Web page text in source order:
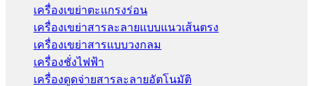
เครื่องเขย่าตะแกรงร่อน
เครื่องเขย่าสารละลายแบบแนวเส้นตรง
เครื่องเขย่าสารแบบวงกลม
เครื่องชั่งไฟฟ้า
เครื่องดูดจ่ายสารละลายอัตโนมัติ